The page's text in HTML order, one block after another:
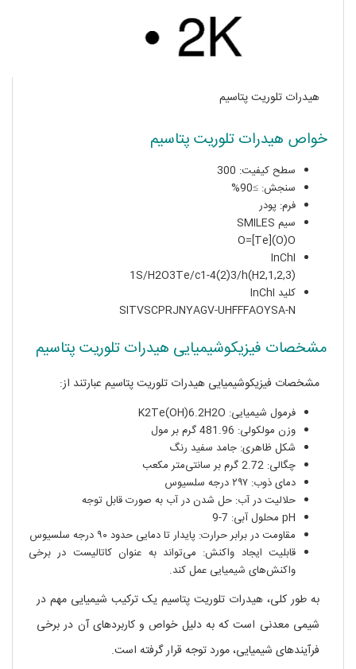
هیدرات تلوریت پتاسیم
خواص هیدرات تلوریت پتاسیم
سطح کیفیت: 300
سنجش: ≥90%
فرم: پودر
سیم SMILES
O=[Te](O)O
InChI
1S/H2O3Te/c1-4(2)3/h(H2,1,2,3)
کلید InChI
SITVSCPRJNYAGV-UHFFFAOYSA-N
مشخصات فیزیکوشیمیایی هیدرات تلوریت پتاسیم
مشخصات فیزیکوشیمیایی هیدرات تلوریت پتاسیم عبارتند از:
فرمول شیمیایی: K2Te(OH)6.2H2O
وزن مولکولی: 481.96 گرم بر مول
شکل ظاهری: جامد سفید رنگ
چگالی: 2.72 گرم بر سانتی‌متر مکعب
دمای ذوب: ۲۹۷ درجه سلسیوس
حلالیت در آب: حل شدن در آب به صورت قابل توجه
مقاومت در برابر حرارت: پایدار تا دمایی حدود ۹۰ درجه سلسیوس
قابلیت ایجاد واکنش: می‌تواند به عنوان کاتالیست در برخی
واکنش‌های شیمیایی عمل کند.
به طور کلی، هیدرات تلوریت پتاسیم یک ترکیب شیمیایی مهم در
شیمی معدنی است که به دلیل خواص و کاربردهای آن در برخی
فرآیندهای شیمیایی، مورد توجه قرار گرفته است.